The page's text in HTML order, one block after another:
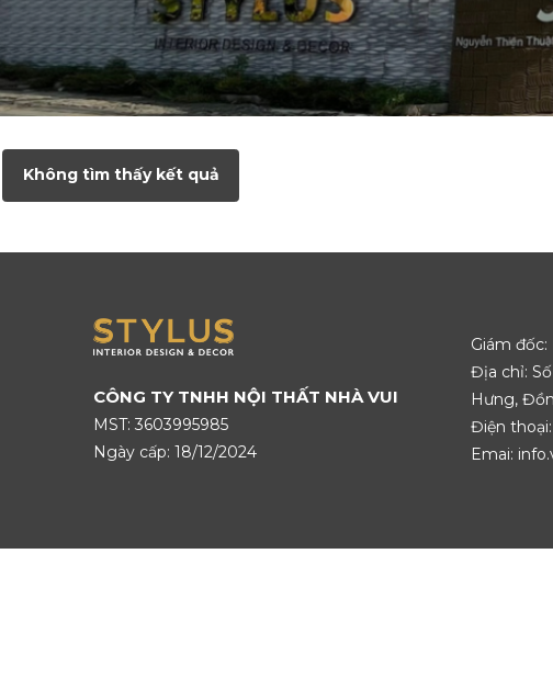
Không tìm thấy kết quả
CÔNG TY TNHH NỘI THẤT NHÀ VUI
MST: 3603995985
Ngày cấp: 18/12/2024
Giám đốc:
Địa chỉ:
Hưng,
Điện
Emai: